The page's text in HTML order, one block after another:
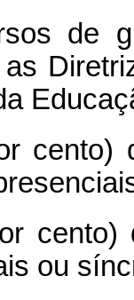
de
cento)
cento)
ou